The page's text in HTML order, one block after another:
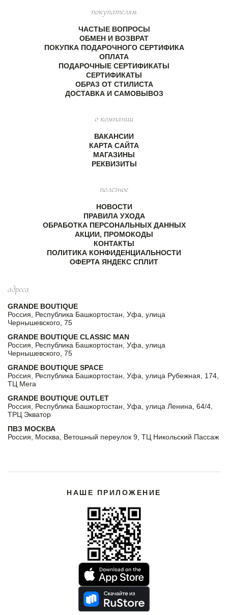
покупателям
ЧАСТЫЕ ВОПРОСЫ
ОБМЕН И ВОЗВРАТ
ПОКУПКА ПОДАРОЧНОГО СЕРТИФИКА
ОПЛАТА
ПОДАРОЧНЫЕ СЕРТИФИКАТЫ
СЕРТИФИКАТЫ
ОБРАЗ ОТ СТИЛИСТА
ДОСТАВКА И САМОВЫВОЗ
о компании
ВАКАНСИИ
КАРТА САЙТА
МАГАЗИНЫ
РЕКВИЗИТЫ
полезное
НОВОСТИ
ПРАВИЛА УХОДА
ОБРАБОТКА ПЕРСОНАЛЬНЫХ ДАННЫХ
АКЦИИ, ПРОМОКОДЫ
КОНТАКТЫ
ПОЛИТИКА КОНФИДЕНЦИАЛЬНОСТИ
ОФЕРТА ЯНДЕКС СПЛИТ
адреса
GRANDE BOUTIQUE
Россия, Республика Башкортостан, Уфа, улица
Чернышевского, 75
GRANDE BOUTIQUE CLASSIC MAN
Россия, Республика Башкортостан, Уфа, улица
Чернышевского, 75
GRANDE BOUTIQUE SPACE
Россия, Республика Башкортостан, Уфа, улица Рубежная, 174,
ТЦ Мега
GRANDE BOUTIQUE OUTLET
Россия, Республика Башкортостан, Уфа, улица Ленина, 64/4,
ТРЦ Экватор
ПВЗ МОСКВА
Россия, Москва, Ветошный переулок 9, ТЦ Никольский Пассаж
НАШЕ ПРИЛОЖЕНИЕ